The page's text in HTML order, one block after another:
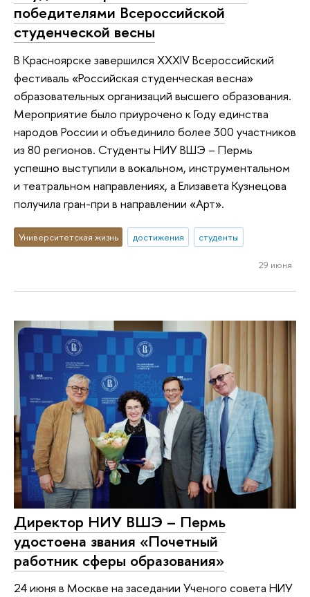
победителями Всероссийской
студенческой весны
В Красноярске завершился XXXIV Всероссийский
фестиваль «Российская студенческая весна»
образовательных организаций высшего образования.
Мероприятие было приурочено к Году единства
народов России и объединило более 300 участников
из 80 регионов. Студенты НИУ ВШЭ – Пермь
успешно выступили в вокальном, инструментальном
и театральном направлениях, а Елизавета Кузнецова
получила гран-при в направлении «Арт».
Университетская жизнь достижения студенты
29 июня
Директор НИУ ВШЭ – Пермь
удостоена звания «Почетный
работник сферы образования»
24 июня в Москве на заседании Ученого совета НИУ